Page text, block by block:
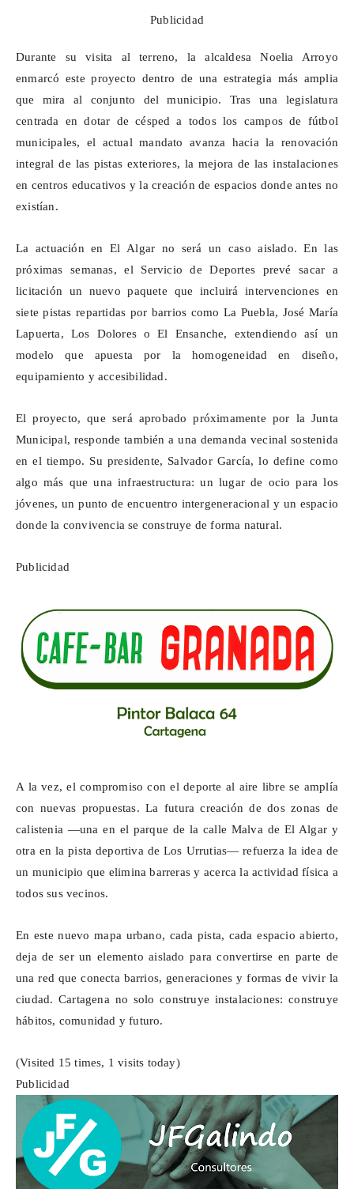
Publicidad
Durante su visita al terreno, la alcaldesa Noelia Arroyo
enmarcó este proyecto dentro de una estrategia más amplia
que mira al conjunto del municipio. Tras una legislatura
centrada en dotar de césped a todos los campos de fútbol
municipales, el actual mandato avanza hacia la renovación
integral de las pistas exteriores, la mejora de las instalaciones
en centros educativos y la creación de espacios donde antes no
existían.
La actuación en El Algar no será un caso aislado. En las
próximas semanas, el Servicio de Deportes prevé sacar a
licitación un nuevo paquete que incluirá intervenciones en
siete pistas repartidas por barrios como La Puebla, José María
Lapuerta, Los Dolores o El Ensanche, extendiendo así un
modelo que apuesta por la homogeneidad en diseño,
equipamiento y accesibilidad.
El proyecto, que será aprobado próximamente por la Junta
Municipal, responde también a una demanda vecinal sostenida
en el tiempo. Su presidente, Salvador García, lo define como
algo más que una infraestructura: un lugar de ocio para los
jóvenes, un punto de encuentro intergeneracional y un espacio
donde la convivencia se construye de forma natural.
Publicidad
A la vez, el compromiso con el deporte al aire libre se amplía
con nuevas propuestas. La futura creación de dos zonas de
calistenia —una en el parque de la calle Malva de El Algar y
otra en la pista deportiva de Los Urrutias— refuerza la idea de
un municipio que elimina barreras y acerca la actividad física a
todos sus vecinos.
En este nuevo mapa urbano, cada pista, cada espacio abierto,
deja de ser un elemento aislado para convertirse en parte de
una red que conecta barrios, generaciones y formas de vivir la
ciudad. Cartagena no solo construye instalaciones: construye
hábitos, comunidad y futuro.
(Visited 15 times, 1 visits today)
Publicidad